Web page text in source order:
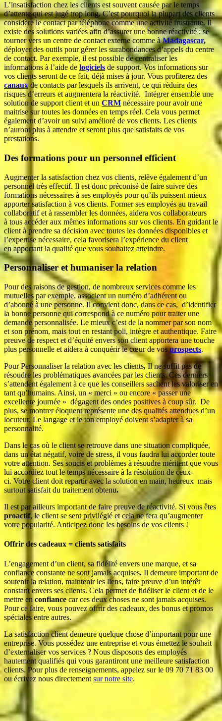
L’insatisfaction chez les clients est souvent causée par le temps
d’attente qui est jugé trop long. C’est pourquoi la plupart des clients
considère le contact par téléphone comme une activité frustrante. Il
existe des solutions variées afin d’assurer une bonne réactivité : se
tourner vers un centre de contact externe comme àMadagascar,
déployer des outils pour gérer les surabondances d’appels du centre
de contact. Par exemple, il est possible de centraliser les
informations à l’aide de logiciels de support. Vos informations sur
vos clients seront de ce fait, déjà mises à jour. Vous profiterez des
canaux de contacts par lesquels ils arrivent, ce qui réduira des
risques d’erreurs et augmentera la réactivité. Intégrer ensemble une
solution de support client et un CRM nécessaire pour avoir une
maitrise sur toutes les données en temps réel. Cela vous permet
également d’avoir un suivi amélioré de vos clients. Les clients
n’auront plus à attendre et seront plus que satisfaits de vos
prestations.
Des formations pour un personnel efficient
Augmenter la satisfaction chez vos clients, relève également d’un
personnel très effectif. Il est donc préconisé de faire suivre des
formations nécessaires à ses employés pour qu’ils puissent mieux
apporter satisfaction à vos clients. Former ses employés au travail
collaboratif et à rassembler les données, aidera vos collaborateurs
à tous accéder aux mêmes informations sur vos clients. En guidant le
client à prendre sa décision avec toutes les données disponibles et
l’expertise nécessaire, cela favorisera l’expérience du client
en apportant la qualité que vous souhaitez atteindre.
Personnaliser et humaniser la relation
Pour des raisons de gestion, de nombreux services comme les
mutuelles par exemple, associent un numéro d’adhérent ou
d’abonné à une personne. Il convient donc, dans ce cas, d’identifier
la bonne personne qui correspond à ce numéro pour traiter une
demande personnalisée. Le mieux c’est de la nommer par son nom
et son prénom, mais tout en restant poli, intègre et authentique. Faire
preuve de respect et d’équité envers son client apportera une touche
plus personnelle et aidera à conquérir le cœur de vosprospects.
Pour Personnaliser la relation avec les clients,Il ne suffit pas de
résoudre les problématiques avancées par les clients. Ces derniers
s’attendent également à ce que les conseillers sachent les valoriser en
tant qu’humains. Ainsi, un « merci » ou encore « passer une
excellente journée » dégagent des ondes positives à coup sûr. De
plus, se montrer éloquent représente une des qualités attendues d’un
locuteur. Le langage et le ton employé doivent s’adapter à sa
personnalité.
Dans le cas où le client se retrouve dans une situation compliquée,
dans un état négatif, voire de stress, il vous faudra lui accorder toute
votre attention. Ses soucis et problèmes à résoudre méritent que vous
lui accordiez tout le temps nécessaire à la résolution de ceux-
ci. Votre client doit repartir avec la solution en main, heureux mais
surtout satisfait du traitement obtenu.
Il est par ailleurs important de faire preuve de réactivité. Si vous êtes
proactif, le client se sent privilégié et cela ne fera qu’augmenter
votre popularité. Anticipez donc les besoins de vos clients !
Offrir des cadeaux = clients satisfaits
L’engagement d’un client, sa fidélité envers une marque, et sa
confiance constante ne sont jamais acquises. Il demeure important de
soutenir la relation, maintenir les liens, faire preuve d’un intérêt
constant envers ses clients. Cela permet de fidéliser le client et de le
mettre en confiance car ces deux choses ne sont jamais acquises.
Pour ce faire, vous pouvez offrir des cadeaux, des bonus et promos
spéciales entre autres.
La satisfaction client demeure quelque chose d’important pour une
entreprise. Vous possédez une entreprise et vous émettez le souhait
d’externaliser vos services ? Nous disposons des employés
hautement qualifiés qui vous garantiront une meilleure satisfaction
clients. Pour plus de renseignements, appelez sur le 09 70 71 83 00
ou écrivez nous directement sur notre site.